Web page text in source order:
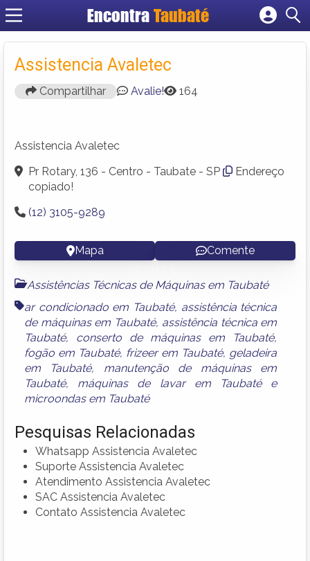
EncontraTaubaté
Cadastrar empresa
Criar conta
Assistencia Avaletec
Compartilhar Avalie! 164
Assistencia Avaletec
Pr Rotary, 136 - Centro - Taubate - SP
Endereço
copiado!
(12) 3105-9289
Mapa Comente
Assistências Técnicas de Máquinas em Taubaté
ar condicionado em Taubaté, assistência técnica
de máquinas em Taubaté, assistência técnica em
Taubaté, conserto de máquinas em Taubaté,
fogão em Taubaté, frizeer em Taubaté, geladeira
em Taubaté, manutenção de máquinas em
Taubaté, máquinas de lavar em Taubatée
microondas em Taubaté
Pesquisas Relacionadas
Whatsapp Assistencia Avaletec
Suporte Assistencia Avaletec
Atendimento Assistencia Avaletec
SAC Assistencia Avaletec
Contato Assistencia Avaletec